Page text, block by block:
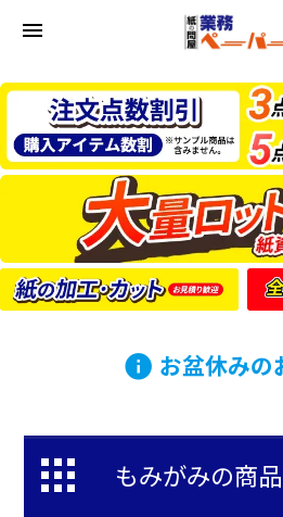
menu
info お盆休みの
もみがみの商